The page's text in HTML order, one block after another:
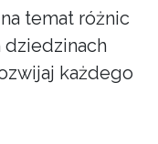
temat różnic
każdego